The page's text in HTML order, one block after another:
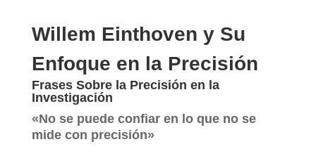
Willem Einthoven y Su
Enfoque en la Precisión
Frases Sobre la Precisión en la
Investigación
«No se puede confiar en lo que no se
mide con precisión»